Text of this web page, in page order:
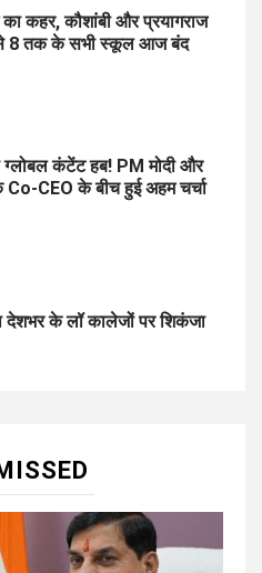
का कहर, कौशांबी और प्रयागराज
से 8 तक के सभी स्कूल आज बंद
ग्लोबल कंटेंट हब! PM मोदी और
CEO के बीच हुई अहम चर्चा
देशभर के लॉ कालेजों पर शिकंजा